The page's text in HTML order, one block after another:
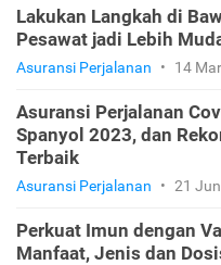
Lakukan Langkah di
Pesawat jadi Lebih
Asuransi Perjalanan • 14
Asuransi Perjalanan
Spanyol 2023, dan
Terbaik
Asuransi Perjalanan • 21
Perkuat Imun dengan
Manfaat, Jenis dan